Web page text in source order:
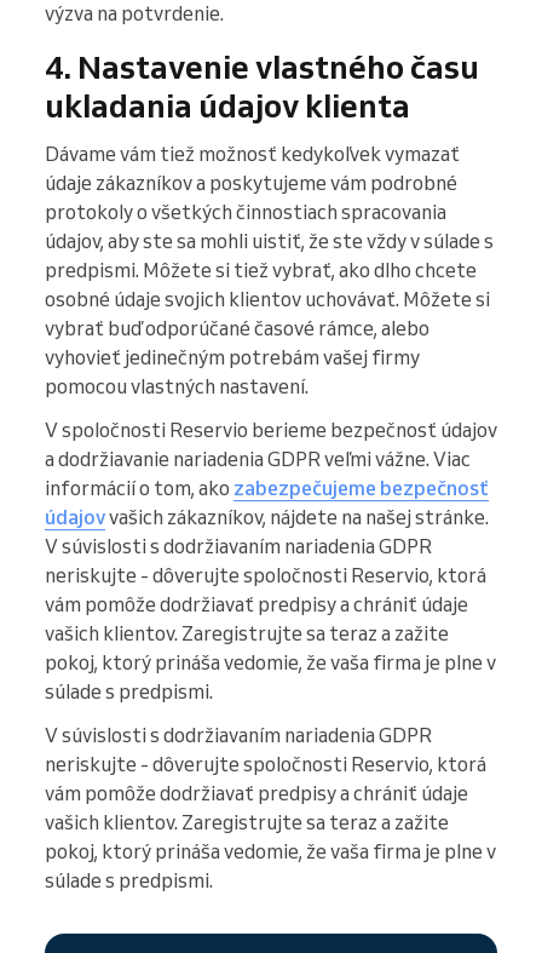
výzva na potvrdenie.
4. Nastavenie vlastného času
ukladania údajov klienta
Dávame vám tiež možnosť kedykoľvek vymazať
údaje zákazníkov a poskytujeme vám podrobné
protokoly o všetkých činnostiach spracovania
údajov, aby ste sa mohli uistiť, že ste vždy v súlade s
predpismi. Môžete si tiež vybrať, ako dlho chcete
osobné údaje svojich klientov uchovávať. Môžete si
vybrať buď odporúčané časové rámce, alebo
vyhovieť jedinečným potrebám vašej firmy
pomocou vlastných nastavení.
V spoločnosti Reservio berieme bezpečnosť údajov
a dodržiavanie nariadenia GDPR veľmi vážne. Viac
informácií o tom, ako zabezpečujeme bezpečnosť
údajovvašich zákazníkov, nájdete na našej stránke.
V súvislosti s dodržiavaním nariadenia GDPR
neriskujte - dôverujte spoločnosti Reservio, ktorá
vám pomôže dodržiavať predpisy a chrániť údaje
vašich klientov. Zaregistrujte sa teraz a zažite
pokoj, ktorý prináša vedomie, že vaša firma je plne v
súlade s predpismi.
V súvislosti s dodržiavaním nariadenia GDPR
neriskujte - dôverujte spoločnosti Reservio, ktorá
vám pomôže dodržiavať predpisy a chrániť údaje
vašich klientov. Zaregistrujte sa teraz a zažite
pokoj, ktorý prináša vedomie, že vaša firma je plne v
súlade s predpismi.